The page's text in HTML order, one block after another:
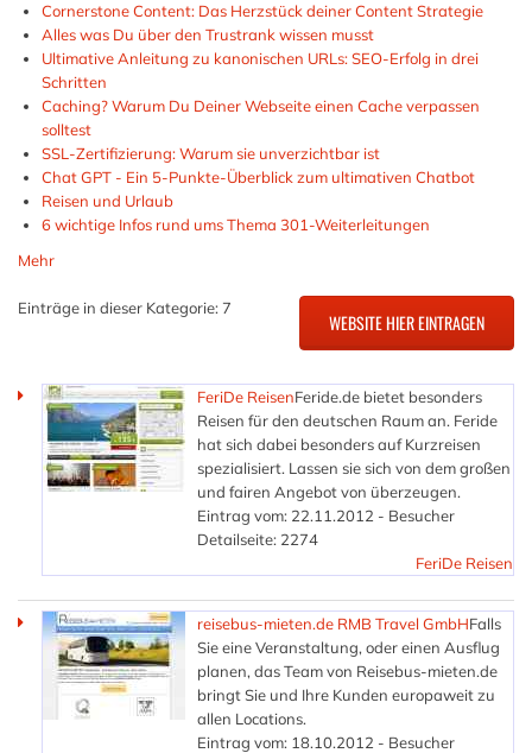
Cornerstone Content: Das Herzstück deiner Content Strategie
Alles was Du über den Trustrank wissen musst
Ultimative Anleitung zu kanonischen URLs: SEO-Erfolg in drei
Schritten
Caching? Warum Du Deiner Webseite einen Cache verpassen
solltest
SSL-Zertifizierung: Warum sie unverzichtbar ist
Chat GPT - Ein 5-Punkte-Überblick zum ultimativen Chatbot
Reisen und Urlaub
6 wichtige Infos rund ums Thema 301-Weiterleitungen
Mehr
Einträge in dieser Kategorie: 7
FeriDe ReisenFeride.de bietet besonders
Reisen für den deutschen Raum an. Feride
hat sich dabei besonders auf Kurzreisen
spezialisiert. Lassen sie sich von dem großen
und fairen Angebot von überzeugen.
Eintrag vom: 22.11.2012 - Besucher
Detailseite: 2274
FeriDe Reisen
reisebus-mieten.de RMB Travel GmbHFalls
Sie eine Veranstaltung, oder einen Ausflug
planen, das Team von Reisebus-mieten.de
bringt Sie und Ihre Kunden europaweit zu
allen Locations.
Eintrag vom: 18.10.2012 - Besucher